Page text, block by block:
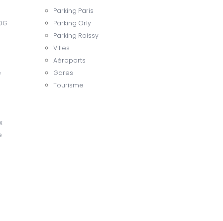
Parking Paris
Parking Orly
Parking Roissy
Villes
Aéroports
Gares
Tourisme